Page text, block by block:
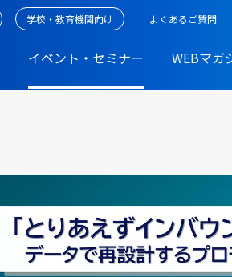
学校・教育機関向け よくあるご質問
イベント・セミナー WEBマガ